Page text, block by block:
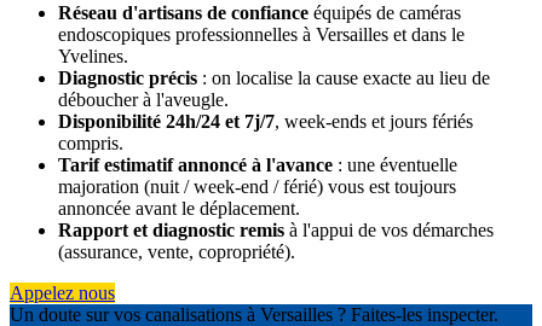
Réseau d'artisans de confiance équipés de caméras
endoscopiques professionnelles à Versailles et dans le
Yvelines.
Diagnostic précis : on localise la cause exacte au lieu de
déboucher à l'aveugle.
Disponibilité 24h/24 et 7j/7, week-ends et jours fériés
compris.
Tarif estimatif annoncé à l'avance : une éventuelle
majoration (nuit / week-end / férié) vous est toujours
annoncée avant le déplacement.
Rapport et diagnostic remis à l'appui de vos démarches
(assurance, vente, copropriété).
Appelez nous
Un doute sur vos canalisations à Versailles ? Faites-les inspecter.